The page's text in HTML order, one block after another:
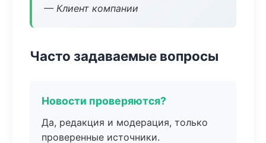
— Клиент компании
Часто задаваемые вопросы
Новости проверяются?
Да, редакция и модерация, только
проверенные источники.